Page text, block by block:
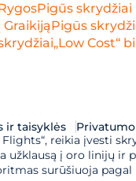
Pigūs skrydžiai
Pigūs
„Low Cost“
ir taisyklės
reikia įvesti
užklausą į oro linijų ir
surūšiuoja